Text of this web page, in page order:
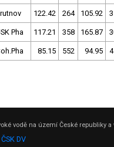
122.42 264 105.92
Pha 117.21 358 165.87
85.15 552 94.95
vodě na území České republiky
DV